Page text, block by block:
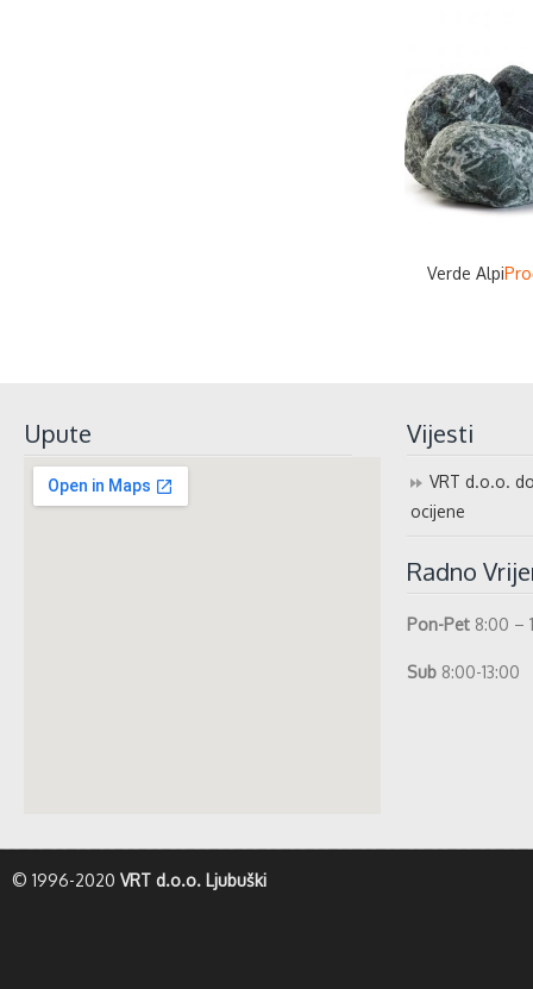
Verde Alpi
Upute Vijesti
VRT d.o.o.
ocijene
Radno
Pon-Pet 8:00 –
Sub 8:00-13:00
© 1996-2020 VRT d.o.o. Ljubuški